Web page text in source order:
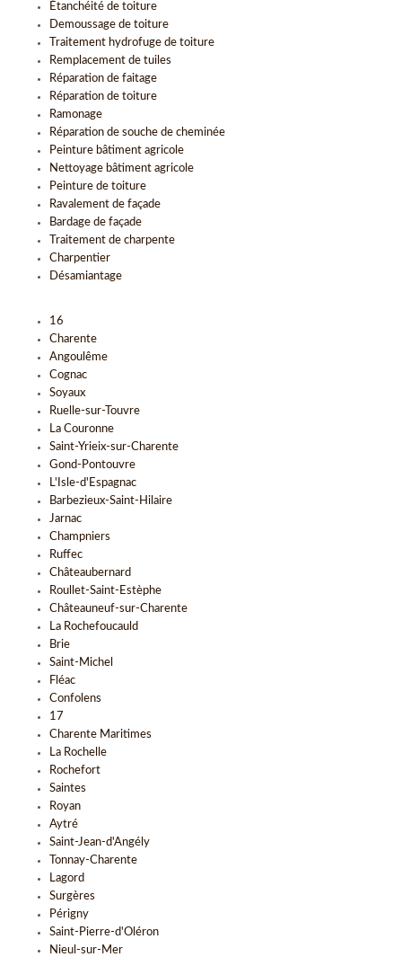
Étanchéité de toiture
Demoussage de toiture
Traitement hydrofuge de toiture
Remplacement de tuiles
Réparation de faitage
Réparation de toiture
Ramonage
Réparation de souche de cheminée
Peinture bâtiment agricole
Nettoyage bâtiment agricole
Peinture de toiture
Ravalement de façade
Bardage de façade
Traitement de charpente
Charpentier
Désamiantage
16
Charente
Angoulême
Cognac
Soyaux
Ruelle-sur-Touvre
La Couronne
Saint-Yrieix-sur-Charente
Gond-Pontouvre
L'Isle-d'Espagnac
Barbezieux-Saint-Hilaire
Jarnac
Champniers
Ruffec
Châteaubernard
Roullet-Saint-Estèphe
Châteauneuf-sur-Charente
La Rochefoucauld
Brie
Saint-Michel
Fléac
Confolens
17
Charente Maritimes
La Rochelle
Rochefort
Saintes
Royan
Aytré
Saint-Jean-d'Angély
Tonnay-Charente
Lagord
Surgères
Périgny
Saint-Pierre-d'Oléron
Nieul-sur-Mer